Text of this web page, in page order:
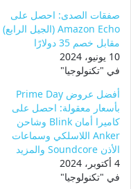
صفقات الصدى: احصل على
Amazon Echo (الجيل الرابع)
مقابل خصم 35 دولارًا
10 يونيو، 2024
في "تكنولوجيا"
أفضل عروض Prime Day
بأسعار معقولة: احصل على
كاميرا أمان Blink وشاحن
Anker اللاسلكي وسماعات
الأذن Soundcore والمزيد
4 أكتوبر، 2024
في "تكنولوجيا"